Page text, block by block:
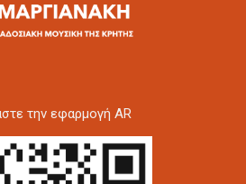
την εφαρμογή AR